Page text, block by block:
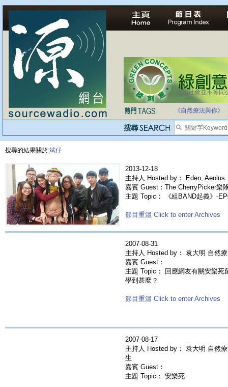
法治社會並不等同
自家教育合法化-
《自然療法與你》
搜尋的結果關於:斌仔
2013-12-18
主持人 Hosted by： Eden, Aeolus
嘉賓 Guest：The CherryPicker樂
主題 Topic： 《組BAND起義》-
節目重溫 Click to enter Archives
2007-08-31
主持人 Hosted by： 袁大明 自然
嘉賓 Guest：
主題 Topic： 回應網友有關安樂
學到甚麼？
節目重溫 Click to enter Archives
2007-08-17
主持人 Hosted by： 袁大明 自然
生
嘉賓 Guest：
主題 Topic： 安樂死